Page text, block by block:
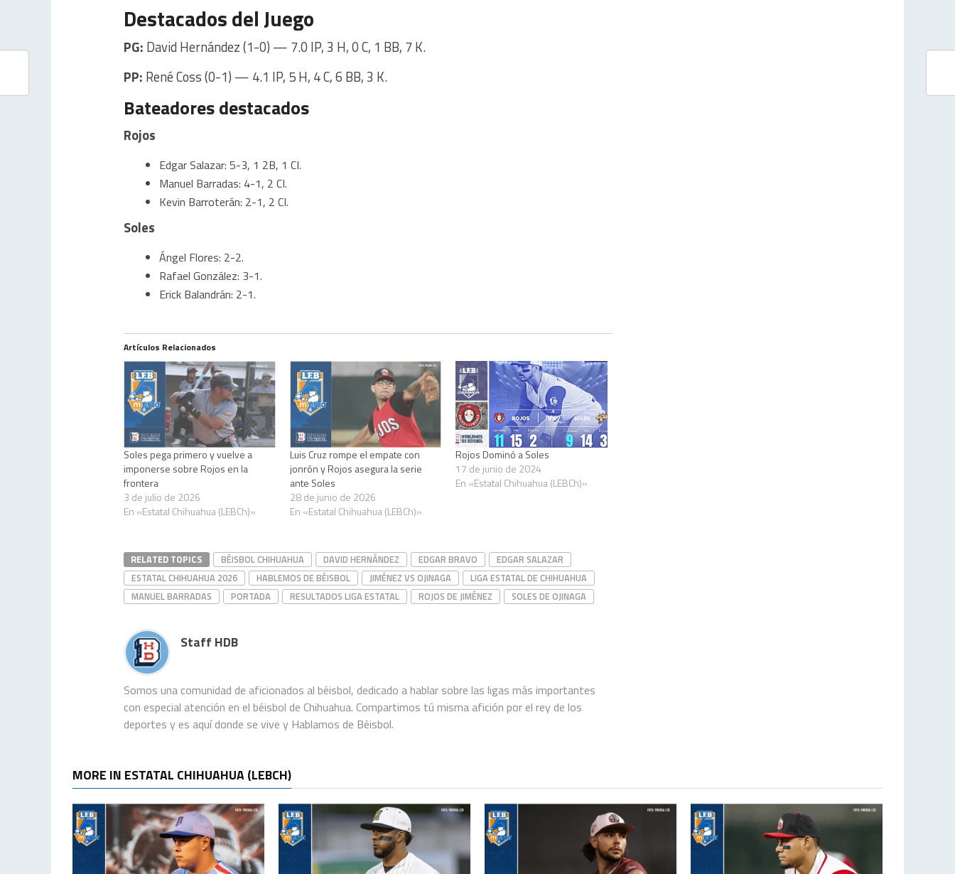
Destacados del Juego
PG: David Hernández (1-0) — 7.0 IP, 3 H, 0 C, 1 BB, 7 K.
PP: René Coss (0-1) — 4.1 IP, 5 H, 4 C, 6 BB, 3 K.
Bateadores destacados
Rojos
Edgar Salazar: 5-3, 1 2B, 1 CI.
Manuel Barradas: 4-1, 2 CI.
Kevin Barroterán: 2-1, 2 CI.
Soles
Ángel Flores: 2-2.
Rafael González: 3-1.
Erick Balandrán: 2-1.
Artículos Relacionados
Soles pega primero y vuelve a
imponerse sobre Rojos en la
frontera
3 de julio de 2026
En «Estatal Chihuahua (LEBCh)»
Luis Cruz rompe el empate con
jonrón y Rojos asegura la serie
ante Soles
28 de junio de 2026
En «Estatal Chihuahua (LEBCh)»
Rojos Dominó a Soles
17 de junio de 2024
En «Estatal Chihuahua (LEBCh)»
RELATED TOPICS BÉISBOL CHIHUAHUA DAVID HERNÁNDEZ EDGAR BRAVO
EDGAR SALAZAR
ESTATAL CHIHUAHUA 2026
HABLEMOS DE BÉISBOL JIMÉNEZ VS OJINAGA
LIGA ESTATAL DE CHIHUAHUA
MANUEL BARRADAS
PORTADA RESULTADOS LIGA ESTATAL ROJOS DE JIMÉNEZ SOLES DE OJINAGA
Staff HDB
Somos una comunidad de aficionados al béisbol, dedicado a hablar sobre las ligas más importantes
con especial atención en el béisbol de Chihuahua. Compartimos tú misma afición por el rey de los
deportes y es aquí donde se vive y Hablamos de Béisbol.
MORE IN ESTATAL CHIHUAHUA (LEBCH)